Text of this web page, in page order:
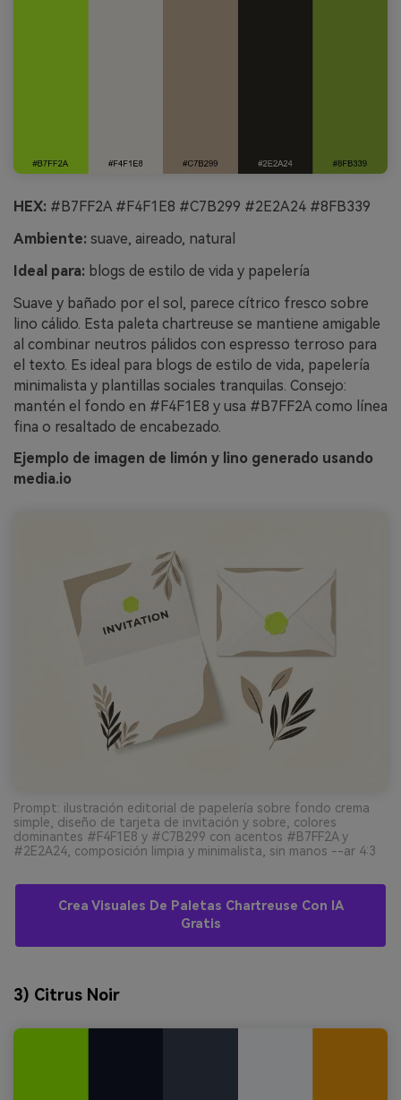
HEX: #B7FF2A #F4F1E8 #C7B299 #2E2A24 #8FB339
Ambiente: suave, aireado, natural
Ideal para: blogs de estilo de vida y papelería
Suave y bañado por el sol, parece cítrico fresco sobre
lino cálido. Esta paleta chartreuse se mantiene amigable
al combinar neutros pálidos con espresso terroso para
el texto. Es ideal para blogs de estilo de vida, papelería
minimalista y plantillas sociales tranquilas. Consejo:
mantén el fondo en #F4F1E8 y usa #B7FF2A como línea
fina o resaltado de encabezado.
Ejemplo de imagen de limón y lino generado usando
media.io
Prompt: ilustración editorial de papelería sobre fondo crema
simple, diseño de tarjeta de invitación y sobre, colores
dominantes #F4F1E8 y #C7B299 con acentos #B7FF2A y
#2E2A24, composición limpia y minimalista, sin manos --ar 4:3
Crea Visuales De Paletas Chartreuse Con IA
Gratis
3) Citrus Noir